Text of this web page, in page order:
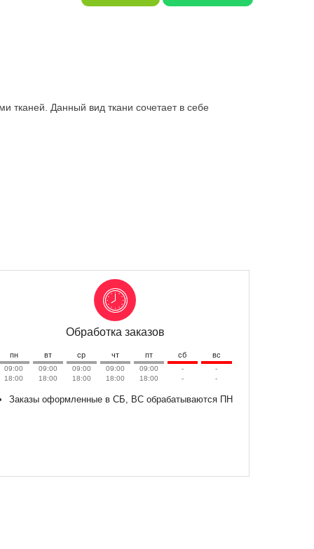
тканей. Данный вид ткани сочетает в себе
Обработка заказов
пн вт ср чт пт сб вс
09:00
18:00
09:00
18:00
09:00
18:00
09:00
18:00
09:00
18:00
-
-
-
-
Заказы оформленные в СБ, ВС обрабатываются ПН